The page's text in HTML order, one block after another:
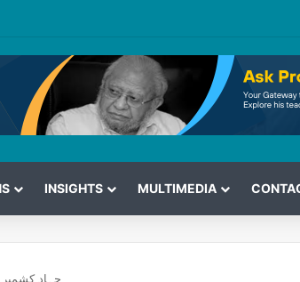
the G7 Meeting
INSIGHTS MULTIMEDIA
جہاد کشمیر